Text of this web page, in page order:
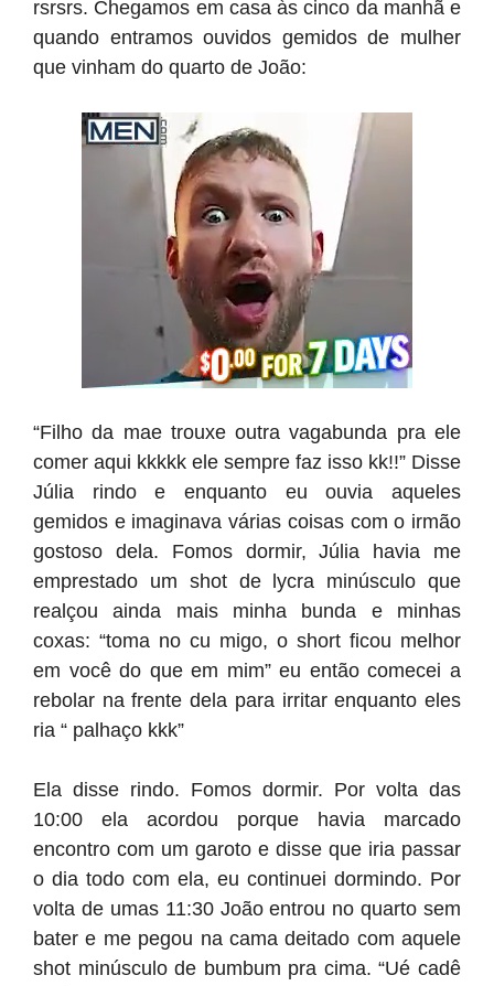
rsrsrs. Chegamos em casa às cinco da manhã e
quando entramos ouvidos gemidos de mulher
que vinham do quarto de João:
“Filho da mae trouxe outra vagabunda pra ele
comer aqui kkkkk ele sempre faz isso kk!!” Disse
Júlia rindo e enquanto eu ouvia aqueles
gemidos e imaginava várias coisas com o irmão
gostoso dela. Fomos dormir, Júlia havia me
emprestado um shot de lycra minúsculo que
realçou ainda mais minha bunda e minhas
coxas: “toma no cu migo, o short ficou melhor
em você do que em mim” eu então comecei a
rebolar na frente dela para irritar enquanto eles
ria “ palhaço kkk”
Ela disse rindo. Fomos dormir. Por volta das
10:00 ela acordou porque havia marcado
encontro com um garoto e disse que iria passar
o dia todo com ela, eu continuei dormindo. Por
volta de umas 11:30 João entrou no quarto sem
bater e me pegou na cama deitado com aquele
shot minúsculo de bumbum pra cima. “Ué cadê